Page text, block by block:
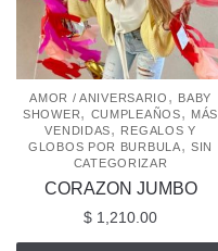
AMOR / ANIVERSARIO , BABY
SHOWER, CUMPLEAÑOS, MÁS
VENDIDAS, REGALOS Y
GLOBOS POR BURBULA,SIN
CATEGORIZAR
CORAZON JUMBO
$ 1,210.00